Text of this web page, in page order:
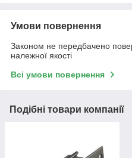
Умови повернення
Законом не передбачено
належної якості
Всі умови повернення
Подібні товари компанії